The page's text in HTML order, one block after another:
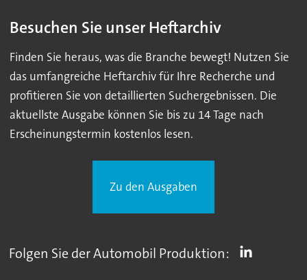
Besuchen Sie unser Heftarchiv
Finden Sie heraus, was die Branche bewegt! Nutzen Sie
das umfangreiche Heftarchiv für Ihre Recherche und
profitieren Sie von detaillierten Suchergebnissen. Die
aktuellste Ausgabe können Sie bis zu 14 Tage nach
Erscheinungstermin kostenlos lesen.
Zu den Ausgaben
Folgen Sie der Automobil Produktion: